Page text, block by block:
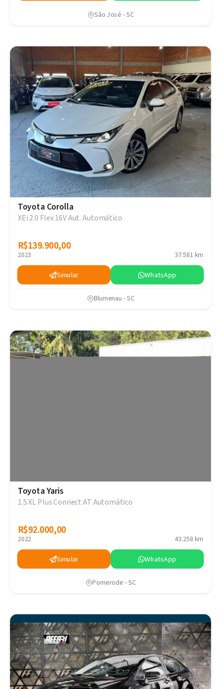
São José - SC
Toyota Corolla
XEi 2.0 Flex 16V Aut. Automático
R$139.900,00
R$139.900,00
2023 37.581 km
Simular WhatsApp
Blumenau - SC
Toyota Yaris
1.5 XL Plus Connect AT Automático
R$92.000,00
R$92.000,00
2022 43.258 km
Simular WhatsApp
Pomerode - SC